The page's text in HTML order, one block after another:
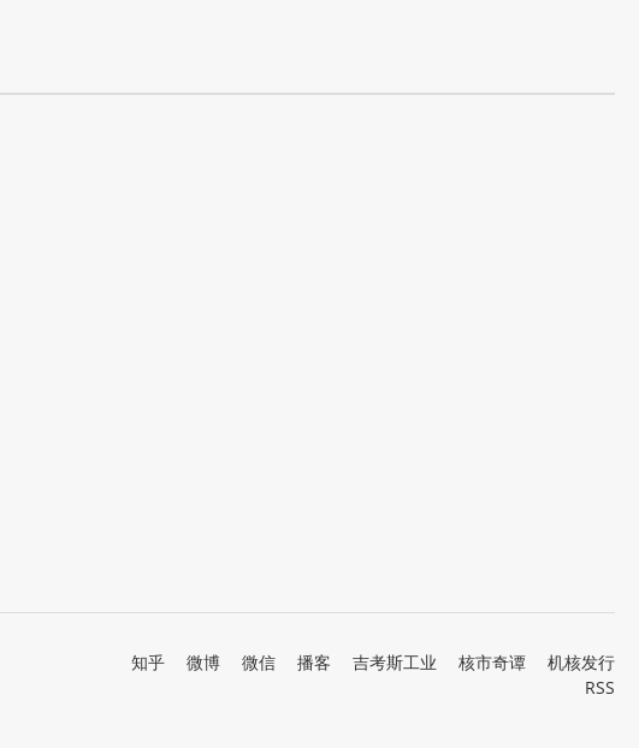
知乎 微博 微信 播客 吉考斯工业 核市奇谭
机核发行
RSS